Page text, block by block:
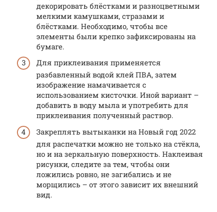
декорировать блёстками и разноцветными
мелкими камушками, стразами и
блёстками. Необходимо, чтобы все
элементы были крепко зафиксированы на
бумаге.
Для приклеивания применяется
разбавленный водой клей ПВА, затем
изображение намачивается с
использованием кисточки. Иной вариант –
добавить в воду мыла и употребить для
приклеивания полученный раствор.
Закреплять вытыканки на Новый год 2022
для распечатки можно не только на стёкла,
но и на зеркальную поверхность. Наклеивая
рисунки, следите за тем, чтобы они
ложились ровно, не загибались и не
морщились – от этого зависит их внешний
вид.